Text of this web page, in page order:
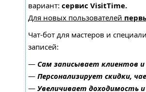
вариант: сервис VisitTime.
Для новых пользователей
Чат-бот для мастеров и
записей:
— Сам записывает клиентов
— Персонализирует скидки,
— Увеличивает доходимость